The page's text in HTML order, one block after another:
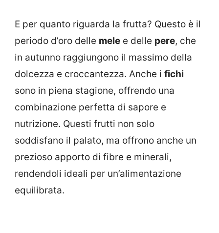
E per quanto riguarda la frutta? Questo è il
periodo d’oro delle mele e delle pere, che
in autunno raggiungono il massimo della
dolcezza e croccantezza. Anche i fichi
sono in piena stagione, offrendo una
combinazione perfetta di sapore e
nutrizione. Questi frutti non solo
soddisfano il palato, ma offrono anche un
prezioso apporto di fibre e minerali,
rendendoli ideali per un’alimentazione
equilibrata.